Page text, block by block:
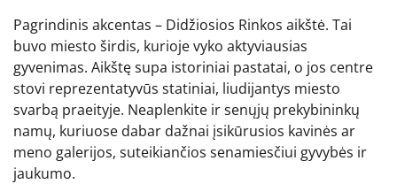
Pagrindinis akcentas – Didžiosios Rinkos aikštė. Tai
buvo miesto širdis, kurioje vyko aktyviausias
gyvenimas. Aikštę supa istoriniai pastatai, o jos centre
stovi reprezentatyvūs statiniai, liudijantys miesto
svarbą praeityje. Neaplenkite ir senųjų prekybininkų
namų, kuriuose dabar dažnai įsikūrusios kavinės ar
meno galerijos, suteikiančios senamiesčiui gyvybės ir
jaukumo.